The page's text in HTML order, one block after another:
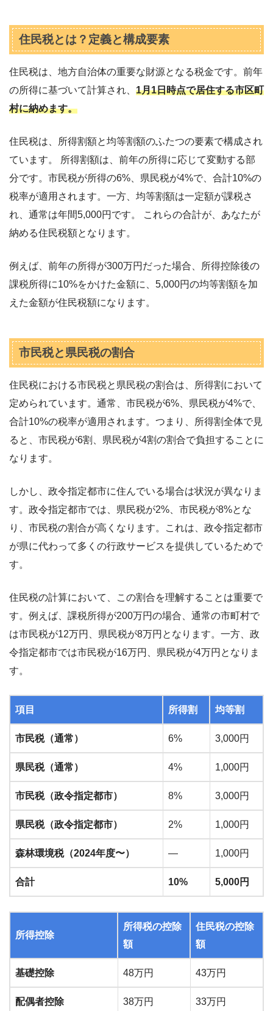
住民税とは？定義と構成要素
住民税は、地方自治体の重要な財源となる税金です。前年
の所得に基づいて計算され、 1月1日時点で居住する市区町
村に納めます。
住民税は、所得割額と均等割額のふたつの要素で構成され
ています。 所得割額は、前年の所得に応じて変動する部
分です。市民税が所得の6%、県民税が4%で、合計10%の
税率が適用されます。一方、均等割額は一定額が課税さ
れ、通常は年間5,000円です。 これらの合計が、あなたが
納める住民税額となります。
例えば、前年の所得が300万円だった場合、所得控除後の
課税所得に10%をかけた金額に、5,000円の均等割額を加
えた金額が住民税額になります。
市民税と県民税の割合
住民税における市民税と県民税の割合は、所得割において
定められています。通常、市民税が6%、県民税が4%で、
合計10%の税率が適用されます。つまり、所得割全体で見
ると、市民税が6割、県民税が4割の割合で負担することに
なります。
しかし、政令指定都市に住んでいる場合は状況が異なりま
す。政令指定都市では、県民税が2%、市民税が8%とな
り、市民税の割合が高くなります。これは、政令指定都市
が県に代わって多くの行政サービスを提供しているためで
す。
住民税の計算において、この割合を理解することは重要で
す。例えば、課税所得が200万円の場合、通常の市町村で
は市民税が12万円、県民税が8万円となります。一方、政
令指定都市では市民税が16万円、県民税が4万円となりま
す。
項目 所得割 均等割
市民税（通常） 6% 3,000円
県民税（通常） 4% 1,000円
市民税（政令指定都市） 8% 3,000円
県民税（政令指定都市） 2% 1,000円
森林環境税（2024年度〜） — 1,000円
合計 10% 5,000円
所得控除
所得税の控除
額
住民税の控除
額
基礎控除 48万円 43万円
配偶者控除 38万円 33万円